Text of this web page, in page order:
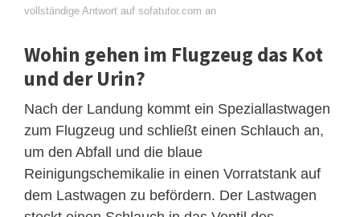
vollständige Antwort auf sofatutor.com an
Wohin gehen im Flugzeug das Kot
und der Urin?
Nach der Landung kommt ein Speziallastwagen
zum Flugzeug und schließt einen Schlauch an,
um den Abfall und die blaue
Reinigungschemikalie in einen Vorratstank auf
dem Lastwagen zu befördern. Der Lastwagen